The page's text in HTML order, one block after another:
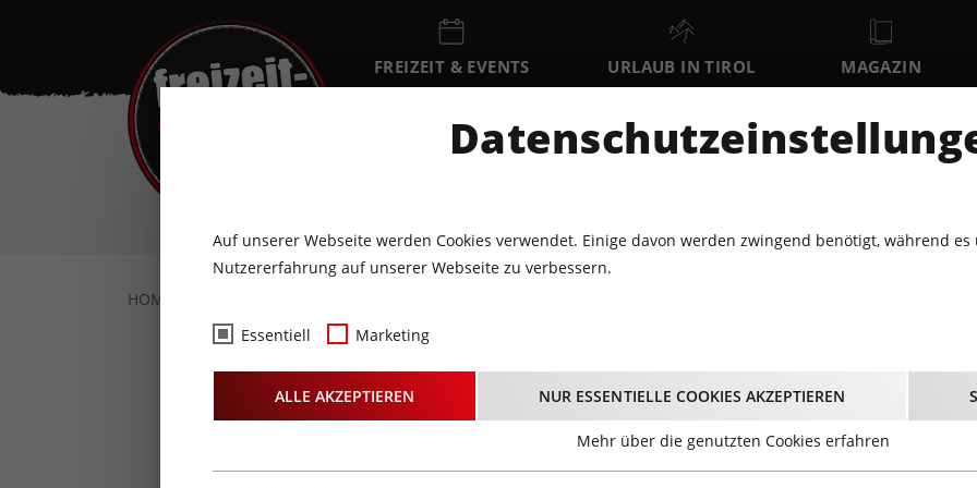
FREIZEIT & EVENTS URLAUB IN TIROL MAGAZIN
EVENTKALENDER
FR SA SO 10
HOME
HERZENSSCHLAMPEREIEN
Christian Dolezal
Auf unserer Webseite werden Cookies verwendet. Einige davon werden zwingend benötigt, während
Nutzererfahrung auf unserer Webseite zu verbessern.
Essentiell Marketing
ALLE AKZEPTIEREN NUR ESSENTIELLE COOKIES AKZEPTIEREN
Mehr über die genutzten Cookies erfahren